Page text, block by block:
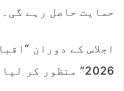
حمایت حاصل رہے گی۔
اجلاس کے دوران
2026” منظور کر لیا گیا۔